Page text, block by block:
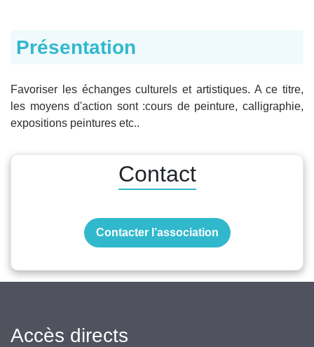
Présentation
Favoriser les échanges culturels et artistiques. A ce titre,
les moyens d'action sont :cours de peinture, calligraphie,
expositions peintures etc..
Contact
Contacter l’association
Accès directs